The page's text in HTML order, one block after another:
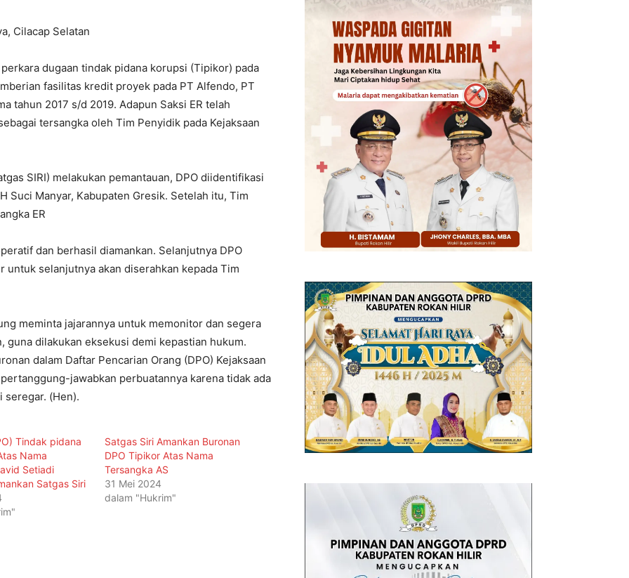
Cilacap Selatan
dugaan tindak pidana korupsi (Tipikor) pada
fasilitas kredit proyek pada PT Alfendo, PT
tahun 2017 s/d 2019. Adapun Saksi ER telah
tersangka oleh Tim Penyidik pada Kejaksaan
SIRI) melakukan pemantauan, DPO diidentifikasi
Suci Manyar, Kabupaten Gresik. Setelah itu, Tim
ER
dan berhasil diamankan. Selanjutnya DPO
untuk selanjutnya akan diserahkan kepada Tim
meminta jajarannya untuk memonitor dan segera
guna dilakukan eksekusi demi kepastian hukum.
dalam Daftar Pencarian Orang (DPO) Kejaksaan
jawabkan perbuatannya karena tidak ada
seregar. (Hen).
Tindak pidana
Nama
Setiadi
Satgas Siri
Satgas Siri Amankan Buronan
DPO Tipikor Atas Nama
Tersangka AS
31 Mei 2024
dalam "Hukrim"